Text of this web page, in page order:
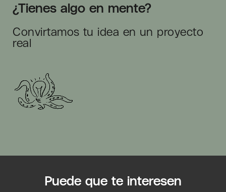
¿Tienes algo en mente?
Convirtamos tu idea en un proyecto
real
Puede que te interesen